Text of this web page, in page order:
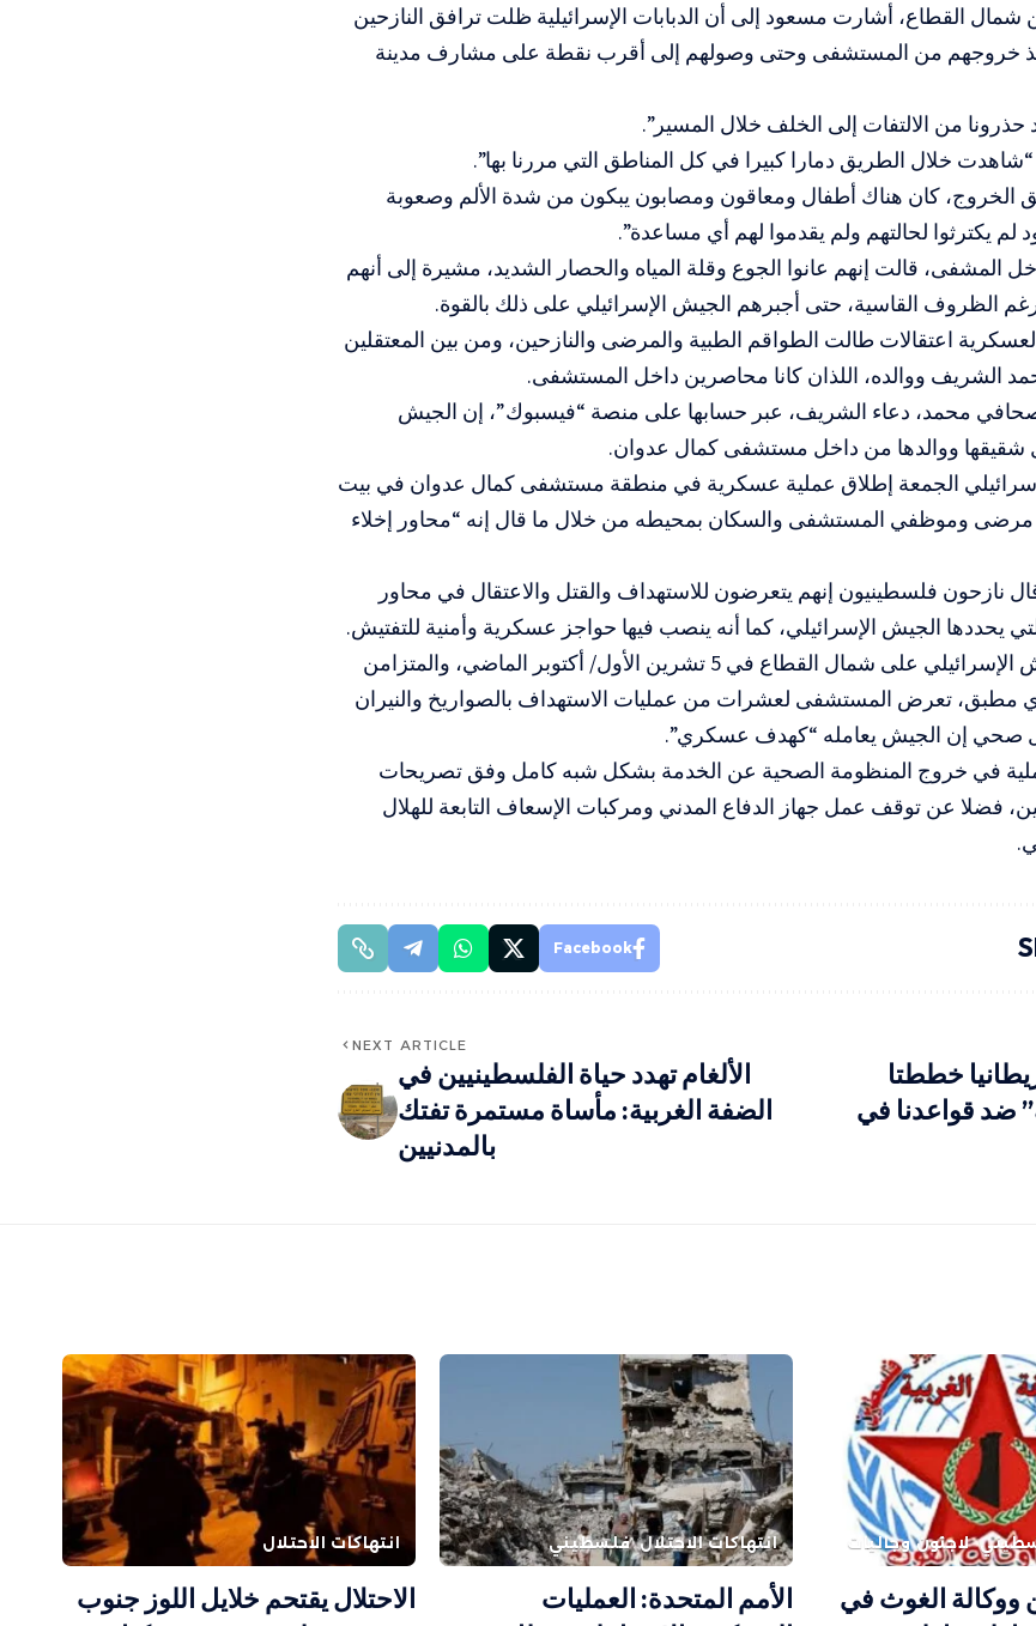
القطاع، أشارت مسعود إلى أن الدبابات الإسرائيلية ظلت ترافق النازحين
خروجهم من المستشفى وحتى وصولهم إلى أقرب نقطة على مشارف مدينة
حذرونا من الالتفات إلى الخلف خلال المسير”.
خلال الطريق دمارا كبيرا في كل المناطق التي مررنا بها”.
كان هناك أطفال ومعاقون ومصابون يبكون من شدة الألم وصعوبة
لم يكترثوا لحالتهم ولم يقدموا لهم أي مساعدة”.
قالت إنهم عانوا الجوع وقلة المياه والحصار الشديد، مشيرة إلى أنهم
الظروف القاسية، حتى أجبرهم الجيش الإسرائيلي على ذلك بالقوة.
اعتقالات طالت الطواقم الطبية والمرضى والنازحين، ومن بين المعتقلين
الشريف ووالده، اللذان كانا محاصرين داخل المستشفى.
محمد، دعاء الشريف، عبر حسابها على منصة “فيسبوك”، إن الجيش
شقيقها ووالدها من داخل مستشفى كمال عدوان.
الجمعة إطلاق عملية عسكرية في منطقة مستشفى كمال عدوان في بيت
مرضى وموظفي المستشفى والسكان بمحيطه من خلال ما قال إنه “محاور إخلاء
نازحون فلسطينيون إنهم يتعرضون للاستهداف والقتل والاعتقال في محاور
يحددها الجيش الإسرائيلي، كما أنه ينصب فيها حواجز عسكرية وأمنية للتفتيش.
ومنذ هجوم الجيش الإسرائيلي على شمال القطاع في 5 تشرين الأول/ أكتوبر الماضي، والمتزامن
تعرض المستشفى لعشرات من عمليات الاستهداف بالصواريخ والنيران
صحي إن الجيش يعامله “كهدف عسكري”.
في خروج المنظومة الصحية عن الخدمة بشكل شبه كامل وفق تصريحات
فضلا عن توقف عمل جهاز الدفاع المدني ومركبات الإسعاف التابعة للهلال
Facebook
خططتا
ضد قواعدنا في
NEXT ARTICLE
الألغام تهدد حياة الفلسطينيين في
الضفة الغربية: مأساة مستمرة تفتك
بالمدنيين
لاجئون وجاليات
ووكالة الغوث في
انتهاكات الاحتلال فلسطيني
الأمم المتحدة: العمليات
انتهاكات الاحتلال
الاحتلال يقتحم خلايل اللوز جنوب